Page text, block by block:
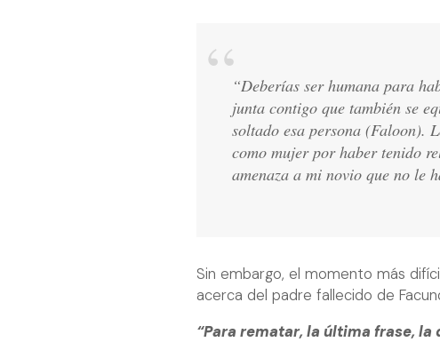
“Deberías ser humana para
junta contigo que también se
soltado esa persona (Faloon).
como mujer por haber tenido
amenaza a mi novio que no le
Sin embargo, el momento más
acerca del padre fallecido de
“Para rematar, la última frase, la